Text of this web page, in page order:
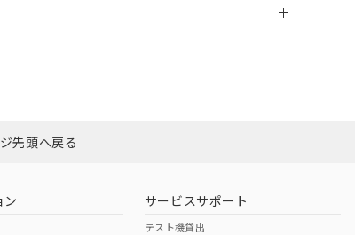
先頭へ戻る
ン サービスサポート
テスト機貸出